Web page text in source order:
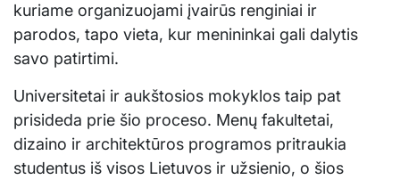
kuriame organizuojami įvairūs renginiai ir
parodos, tapo vieta, kur menininkai gali dalytis
savo patirtimi.
Universitetai ir aukštosios mokyklos taip pat
prisideda prie šio proceso. Menų fakultetai,
dizaino ir architektūros programos pritraukia
studentus iš visos Lietuvos ir užsienio, o šios